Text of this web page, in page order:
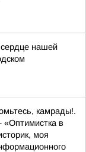
нашей
камрады!.
в
моя